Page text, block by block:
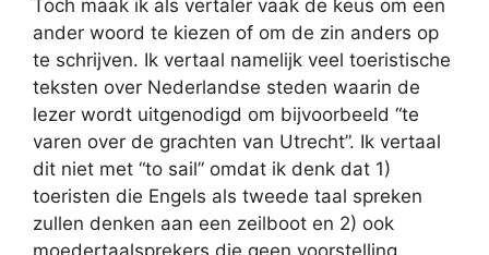
Toch maak ik als vertaler vaak de keus om een
ander woord te kiezen of om de zin anders op
te schrijven. Ik vertaal namelijk veel toeristische
teksten over Nederlandse steden waarin de
lezer wordt uitgenodigd om bijvoorbeeld “te
varen over de grachten van Utrecht”. Ik vertaal
dit niet met “to sail” omdat ik denk dat 1)
toeristen die Engels als tweede taal spreken
zullen denken aan een zeilboot en 2) ook
moedertaalsprekers die geen voorstelling